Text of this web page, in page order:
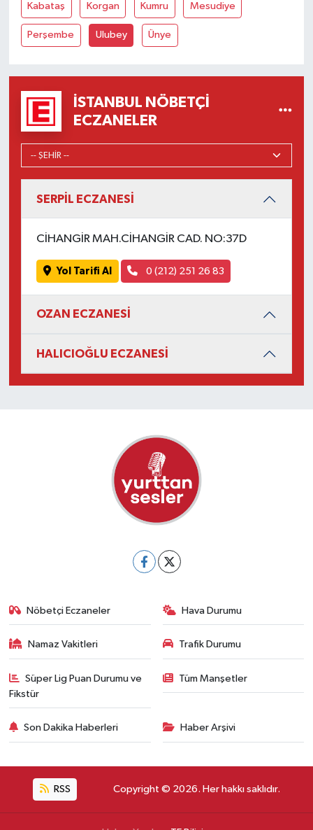
Kabataş Korgan Kumru Mesudiye
Perşembe Ulubey Ünye
İSTANBUL NÖBETÇI
ECZANELER
SERPİL ECZANESİ
CİHANGİR MAH.CİHANGİR CAD. NO:37D
Yol Tarifi Al 0 (212) 251 26 83
OZAN ECZANESİ
HALICIOĞLU ECZANESİ
Nöbetçi Eczaneler Hava Durumu
Namaz Vakitleri Trafik Durumu
Süper Lig Puan Durumu ve
Fikstür
Tüm Manşetler
Son Dakika Haberleri Haber Arşivi
RSS Copyright © 2026. Her hakkı saklıdır.